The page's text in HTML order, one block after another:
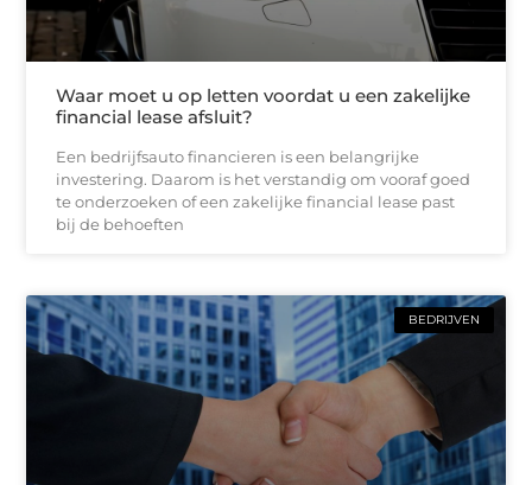
Waar moet u op letten voordat u een zakelijke
financial lease afsluit?
Een bedrijfsauto financieren is een belangrijke
investering. Daarom is het verstandig om vooraf goed
te onderzoeken of een zakelijke financial lease past
bij de behoeften
BEDRIJVEN